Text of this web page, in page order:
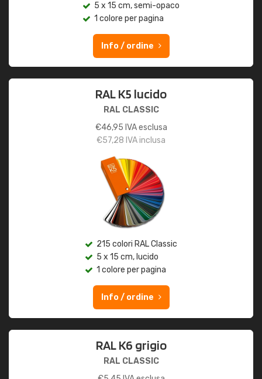
5 x 15 cm, semi-opaco
1 colore per pagina
Info / ordine
RAL K5 lucido
RAL CLASSIC
€46,95 IVA esclusa
€57,28 IVA inclusa
215 colori RAL Classic
5 x 15 cm, lucido
1 colore per pagina
Info / ordine
RAL K6 grigio
RAL CLASSIC